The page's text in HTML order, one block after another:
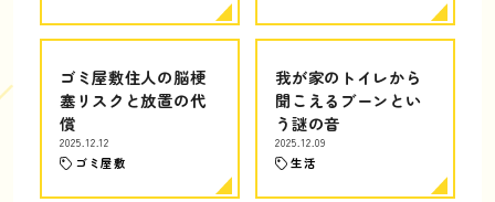
ゴミ屋敷住人の脳梗
塞リスクと放置の代
償
2025.12.12
ゴミ屋敷
我が家のトイレから
聞こえるブーンとい
う謎の音
2025.12.09
生活